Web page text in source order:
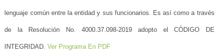
lenguaje común entre la entidad y sus funcionarios. Es así como a través
de la Resolución No. 4000.37.098-2019 adopto el CÓDIGO DE
INTEGRIDAD.Ver Programa En PDF